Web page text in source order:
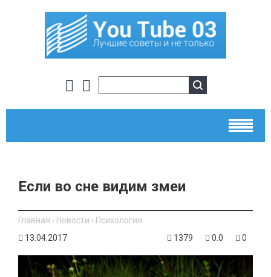
Если во сне видим змеи
Главная › Новости › Психология
13.04.2017
1379 0.0 0